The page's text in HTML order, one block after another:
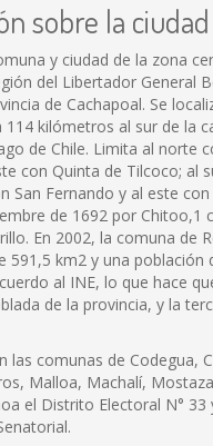
sobre la
y ciudad de la zona
del Libertador General
de Cachapoal. Se
114 kilómetros al sur de la
de Chile. Limita al norte
con Quinta de Tilcoco; al
San Fernando y al este
de 1692 por Chitoo,1
En 2002, la comuna de
591,5 km2 y una población
al INE, lo que hace
de la provincia, y la
las comunas de Codegua,
Malloa, Machalí,
el Distrito Electoral N° 33